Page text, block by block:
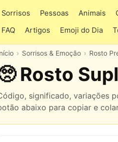
Sorrisos Pessoas Animais
FAQ
Artigos Emoji do Dia
Sorrisos & Emoção Rosto
Rosto
significado, variações
abaixo para copiar e